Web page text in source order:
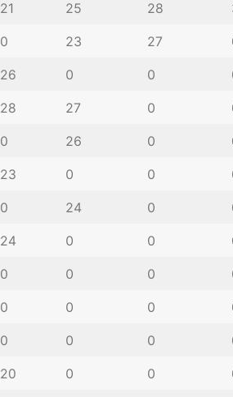
21 25 28
0 23 27
26 0 0
28 27 0
0 26 0
23 0 0
0 24 0
24 0 0
0 0 0
0 0 0
0 0 0
20 0 0